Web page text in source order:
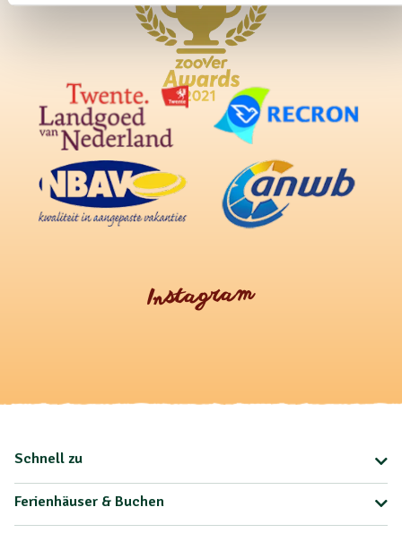
Instagram
Schnell zu
Ferienhäuser & Buchen